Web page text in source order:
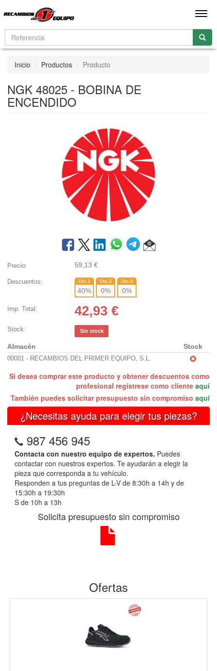
Inicio Productos Producto
NGK 48025 - BOBINA DE
ENCENDIDO
Precio: 59,13 €
Descuentos: Dto.1
40%
Dto.2
0%
Dto.3
0%
Imp. Total: 42,93 €
Stock: Sin stock
Almacén Stock
00001 - RECAMBIOS DEL PRIMER EQUIPO, S.L.
Si desea comprar este producto y obtener descuentos como
profesional regístrese como cliente aquí
También puedes solicitar presupuesto sin compromiso aquí
¿Necesitas ayuda para elegir tus piezas?
987 456 945
Contacta con nuestro equipo de expertos. Puedes
contactar con nuestros expertos. Te ayudarán a elegir la
pieza que corresponda a tu vehículo.
Responden a tus preguntas de L-V de 8:30h a 14h y de
15:30h a 19:30h
S de 10h a 13h
Solicita presupuesto sin compromiso
Ofertas